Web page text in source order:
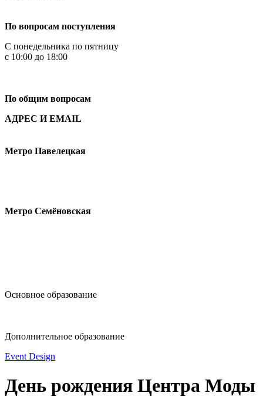
По вопросам поступления
С понедельника по пятницу
с 10:00 до 18:00
По общим вопросам
АДРЕС И EMAIL
Метро Павелецкая
Метро Семёновская
Основное образование
Дополнительное образование
Event Design
День рождения Центра Моды